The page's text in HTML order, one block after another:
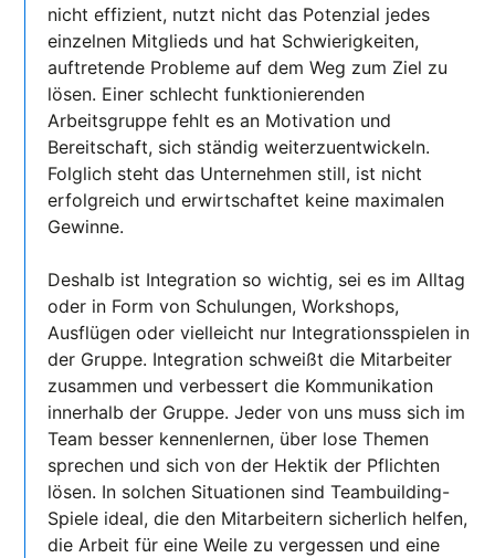
nicht effizient, nutzt nicht das Potenzial jedes
einzelnen Mitglieds und hat Schwierigkeiten,
auftretende Probleme auf dem Weg zum Ziel zu
lösen. Einer schlecht funktionierenden
Arbeitsgruppe fehlt es an Motivation und
Bereitschaft, sich ständig weiterzuentwickeln.
Folglich steht das Unternehmen still, ist nicht
erfolgreich und erwirtschaftet keine maximalen
Gewinne.
Deshalb ist Integration so wichtig, sei es im Alltag
oder in Form von Schulungen, Workshops,
Ausflügen oder vielleicht nur Integrationsspielen in
der Gruppe. Integration schweißt die Mitarbeiter
zusammen und verbessert die Kommunikation
innerhalb der Gruppe. Jeder von uns muss sich im
Team besser kennenlernen, über lose Themen
sprechen und sich von der Hektik der Pflichten
lösen. In solchen Situationen sind Teambuilding-
Spiele ideal, die den Mitarbeitern sicherlich helfen,
die Arbeit für eine Weile zu vergessen und eine